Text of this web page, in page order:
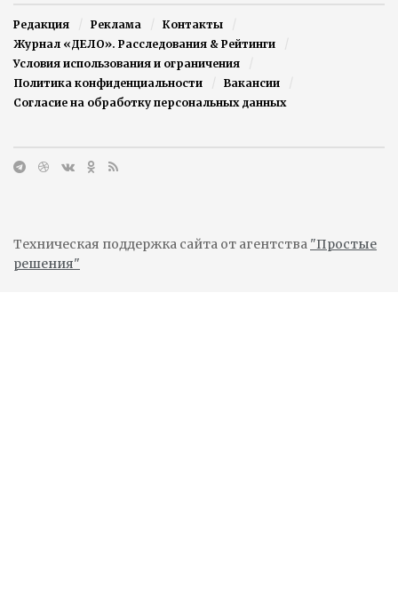
Редакция Реклама
Контакты
Журнал «ДЕЛО». Расследования & Рейтинги
Условия использования и ограничения
Политика конфиденциальности
Вакансии
Согласие на обработку персональных данных
Техническая поддержка сайта от агентства "Простые
решения"